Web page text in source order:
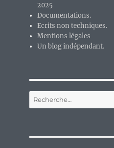
2025
Documentations.
Ecrits non techniques.
Mentions légales
Un blog indépendant.
Recherche
pour :